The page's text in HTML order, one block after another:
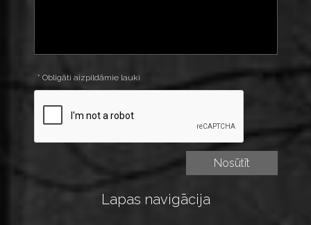
* Obligāti aizpildāmie lauki
Lapas navigācija